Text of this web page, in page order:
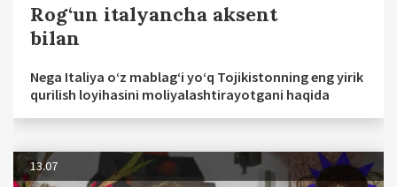
Rog‘un italyancha aksent
bilan
Nega Italiya o‘z mablag‘i yo‘q Tojikistonning eng yirik
qurilish loyihasini moliyalashtirayotgani haqida
13.07